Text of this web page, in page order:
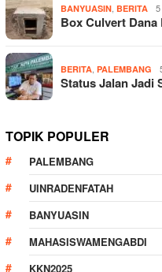
BANYUASIN BERITA
Box Culvert
BERITA PALEMBANG
Status Jalan Jadi
TOPIK POPULER
PALEMBANG
UINRADENFATAH
BANYUASIN
MAHASISWAMENGABDI
KKN2025